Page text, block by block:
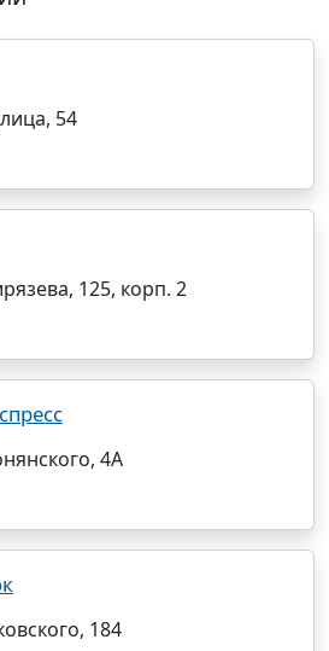
54
125, корп. 2
4А
184